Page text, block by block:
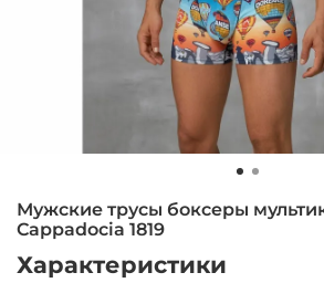
Мужские трусы боксеры
Cappadocia 1819
Характеристики